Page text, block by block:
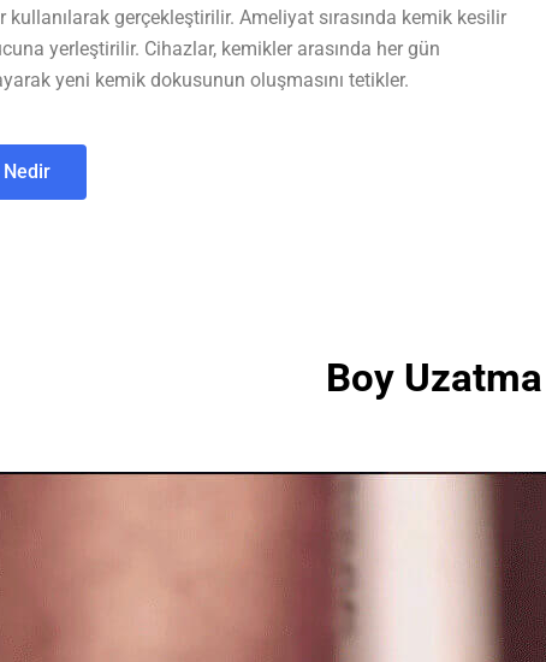
gerçekleştirilir. Ameliyat sırasında kemik kesilir
yerleştirilir. Cihazlar, kemikler arasında her gün
yeni kemik dokusunun oluşmasını tetikler.
Nedir
Boy